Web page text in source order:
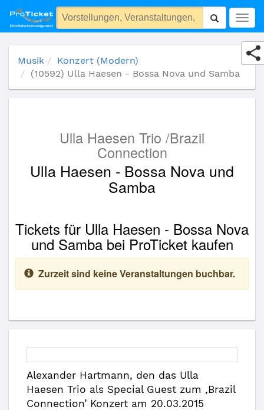
(10592) Ulla Haesen - Bossa Nova und Samba
Musik
Konzert (Modern)
(10592) Ulla Haesen - Bossa Nova und Samba
Ulla Haesen Trio /Brazil
Connection
Ulla Haesen - Bossa Nova und
Samba
Tickets für Ulla Haesen - Bossa Nova
und Samba bei ProTicket kaufen
Zurzeit sind keine Veranstaltungen buchbar.
Alexander Hartmann, den das Ulla
Haesen Trio als Special Guest zum ‚Brazil
Connection’ Konzert am 20.03.2015